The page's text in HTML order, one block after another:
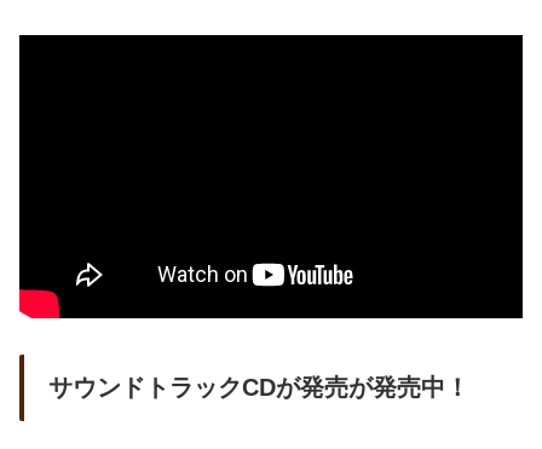
サウンドトラックCDが発売が発売中！